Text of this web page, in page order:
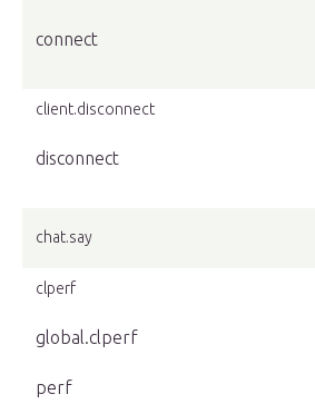
connect
client.disconnect
disconnect
chat.say
clperf
global.clperf
perf